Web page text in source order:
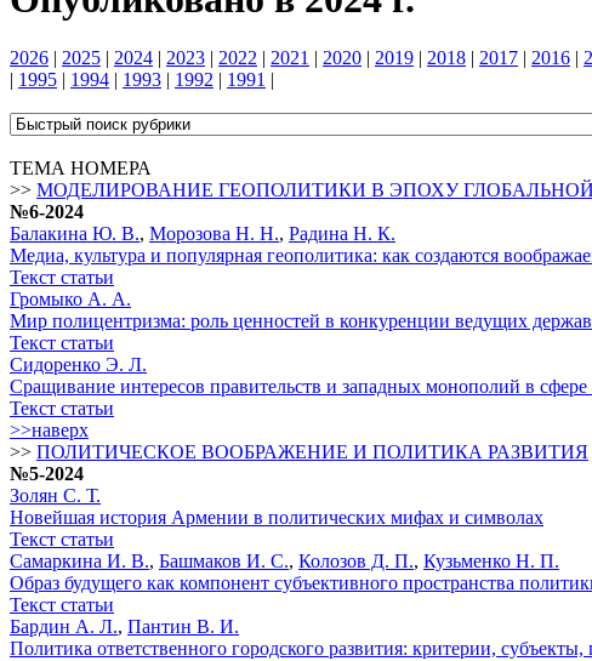
2026 | 2025 | 2024 | 2023 | 2022 | 2021 | 2020 | 2019 | 2018 | 2017 | 2016 |
| 1995 | 1994 | 1993 | 1992 | 1991 |
ТЕМА НОМЕРА
>> МОДЕЛИРОВАНИЕ ГЕОПОЛИТИКИ В ЭПОХУ
№6-2024
Балакина Ю. В., Морозова Н. Н., Радина Н. К.
Медиа, культура и популярная геополитика: как создаются
Текст статьи
Громыко А. А.
Мир полицентризма: роль ценностей в конкуренции ведущих держав
Текст статьи
Сидоренко Э. Л.
Сращивание интересов правительств и западных монополий в
Текст статьи
>>наверх
>> ПОЛИТИЧЕСКОЕ ВООБРАЖЕНИЕ И ПОЛИТИКА РАЗВИТИЯ
№5-2024
Золян С. Т.
Новейшая история Армении в политических мифах и символах
Текст статьи
Самаркина И. В., Башмаков И. С., Колозов Д. П., Кузьменко Н. П.
Образ будущего как компонент субъективного пространства
Текст статьи
Бардин А. Л., Пантин В. И.
Политика ответственного городского развития: критерии,